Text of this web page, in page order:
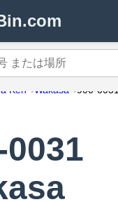
たは場所
Ken Wakasa 900-0031
0031